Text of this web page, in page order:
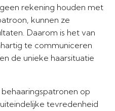
rekening houden met
kunnen ze
Daarom is het van
te communiceren
de unieke haarsituatie
op
tevredenheid